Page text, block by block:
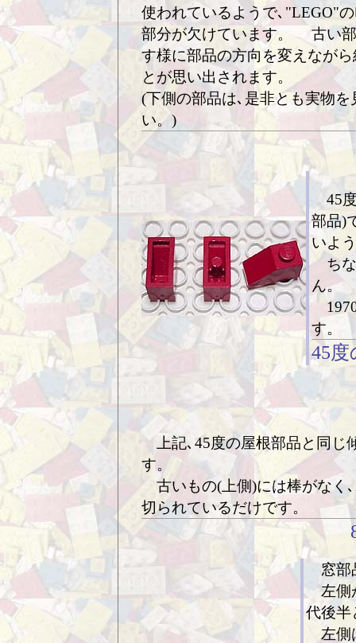
使われているようで､"LEGO"
部分が欠けています。 古い
す様に部品の方向を変えなが
とが思い出されます。
(下側の部品は､是非とも実物を
い。)
45度
部品)
いよ
ちな
ん。
す。
45度
上記､45度の屋根部品と同じ
す。
古いもの(上側)には棒がなく､
切られているだけです。
窓部
左側
代後半
左側